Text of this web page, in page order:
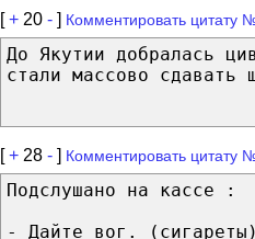
[+ 20 - ] Комментировать цитату
До Якутии добралась
стали массово сдавать
[+ 28 - ] Комментировать цитату
Подслушано на кассе :
- Дайте вог. (сигареты)